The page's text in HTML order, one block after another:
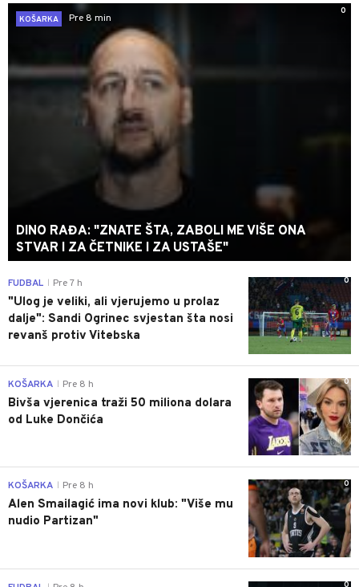
0
KOŠARKA
Pre 8 min
DINO RAĐA: "ZNATE ŠTA, ZABOLI ME VIŠE ONA
STVAR I ZA ČETNIKE I ZA USTAŠE"
0
FUDBAL Pre 7 h
"Ulog je veliki, ali vjerujemo u prolaz
dalje": Sandi Ogrinec svjestan šta nosi
revanš protiv Vitebska
0
KOŠARKA Pre 8 h
Bivša vjerenica traži 50 miliona dolara
od Luke Dončića
0
KOŠARKA Pre 8 h
Alen Smailagić ima novi klub: "Više mu
nudio Partizan"